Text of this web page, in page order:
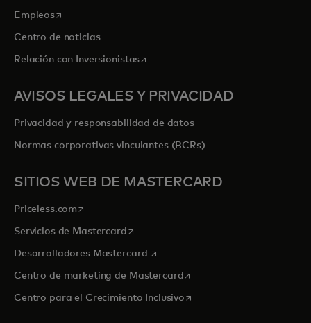
Empleosse abre en una pestaña nueva
Centro de noticias
Relación con Inversionistasse abre en una pestaña nueva
AVISOS LEGALES Y PRIVACIDAD
Privacidad y responsabilidad de datos
Normas corporativas vinculantes (BCRs)
SITIOS WEB DE MASTERCARD
Priceless.com se abre en una pestaña nueva
Servicios de Mastercardse abre en una pestaña nueva
Desarrolladores Mastercard se abre en una pestaña nueva
Centro de marketing de Mastercardse abre en una pestaña
Centro para el Crecimiento Inclusivose abre en una pestaña